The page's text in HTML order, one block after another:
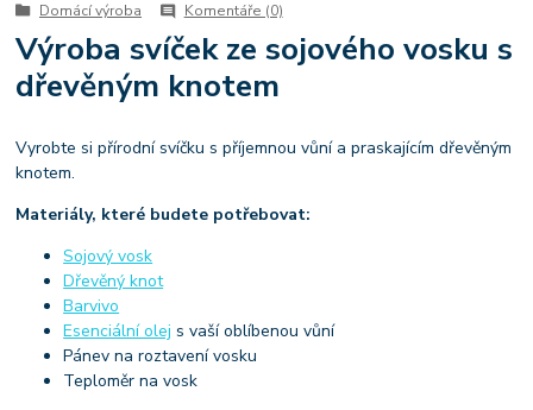
Domácí výroba
Komentáře (0)
Výroba svíček ze sojového vosku s
dřevěným knotem
Vyrobte si přírodní svíčku s příjemnou vůní a praskajícím dřevěným
knotem.
Materiály, které budete potřebovat:
Sojový vosk
Dřevěný knot
Barvivo
Esenciální olej s vaší oblíbenou vůní
Pánev na roztavení vosku
Teploměr na vosk